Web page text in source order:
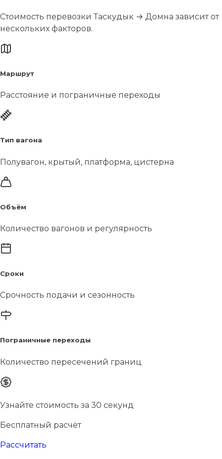
Стоимость перевозки Таскудык → Домна зависит от
нескольких факторов.
Маршрут
Расстояние и пограничные переходы
Тип вагона
Полувагон, крытый, платформа, цистерна
Объём
Количество вагонов и регулярность
Сроки
Срочность подачи и сезонность
Пограничные переходы
Количество пересечений границ
Узнайте стоимость за 30 секунд
Бесплатный расчёт
Рассчитать